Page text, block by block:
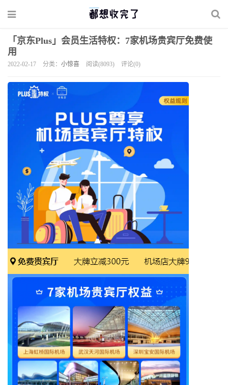
「京东Plus」会员生活特权：7家机场贵宾厅免费使
用
2022-02-17 分类： 小惊喜 阅读(8093) 评论(0)